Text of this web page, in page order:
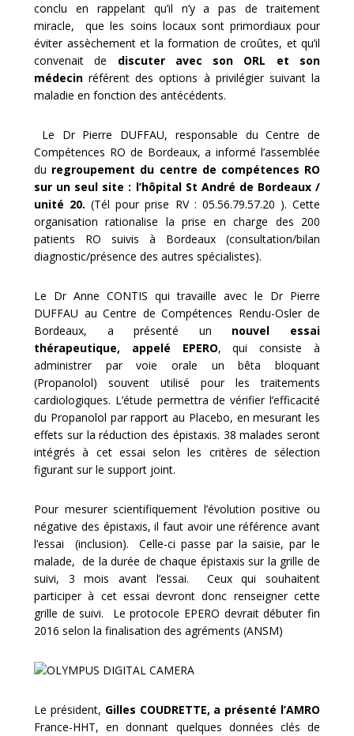
conclu en rappelant qu’il n’y a pas de traitement
miracle, que les soins locaux sont primordiaux pour
éviter assèchement et la formation de croûtes, et qu’il
convenait de discuter avec son ORL et son
médecin référent des options à privilégier suivant la
maladie en fonction des antécédents.
Le Dr Pierre DUFFAU, responsable du Centre de
Compétences RO de Bordeaux, a informé l’assemblée
du regroupement du centre de compétences RO
sur un seul site : l’hôpital St André de Bordeaux /
unité 20. (Tél pour prise RV : 05.56.79.57.20 ). Cette
organisation rationalise la prise en charge des 200
patients RO suivis à Bordeaux (consultation/bilan
diagnostic/présence des autres spécialistes).
Le Dr Anne CONTIS qui travaille avec le Dr Pierre
DUFFAU au Centre de Compétences Rendu-Osler de
Bordeaux, a présenté un nouvel essai
thérapeutique, appelé EPERO, qui consiste à
administrer par voie orale un bêta bloquant
(Propanolol) souvent utilisé pour les traitements
cardiologiques. L’étude permettra de vérifier l’efficacité
du Propanolol par rapport au Placebo, en mesurant les
effets sur la réduction des épistaxis. 38 malades seront
intégrés à cet essai selon les critères de sélection
figurant sur le support joint.
Pour mesurer scientifiquement l’évolution positive ou
négative des épistaxis, il faut avoir une référence avant
l’essai (inclusion). Celle-ci passe par la saisie, par le
malade, de la durée de chaque épistaxis sur la grille de
suivi, 3 mois avant l’essai. Ceux qui souhaitent
participer à cet essai devront donc renseigner cette
grille de suivi. Le protocole EPERO devrait débuter fin
2016 selon la finalisation des agréments (ANSM)
Le président, Gilles COUDRETTE, a présenté l’AMRO
France-HHT, en donnant quelques données clés de